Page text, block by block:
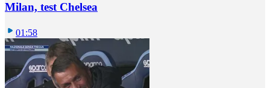
Milan, test Chelsea
01:58